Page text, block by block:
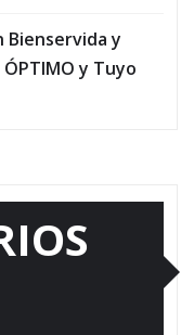
Bienservida y
y Tuyo